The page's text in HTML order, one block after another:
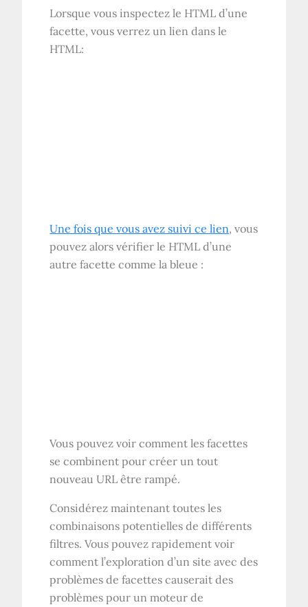
Lorsque vous inspectez le HTML d’une
facette, vous verrez un lien dans le
HTML:
Une fois que vous avez suivi ce lien, vous
pouvez alors vérifier le HTML d’une
autre facette comme la bleue :
Vous pouvez voir comment les facettes
se combinent pour créer un tout
nouveauURL être rampé.
Considérez maintenant toutes les
combinaisons potentielles de différents
filtres. Vous pouvez rapidement voir
comment l’exploration d’un site avec des
problèmes de facettes causerait des
problèmes pour un moteur de